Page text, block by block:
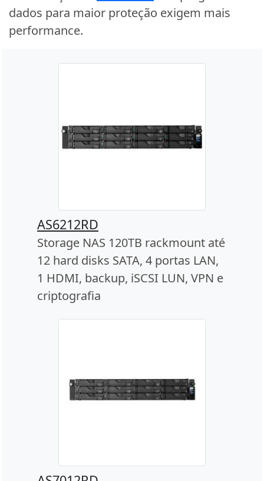
dados para maior proteção exigem mais
performance.
AS6212RD
Storage NAS 120TB rackmount até
12 hard disks SATA, 4 portas LAN,
1 HDMI, backup, iSCSI LUN, VPN e
criptografia